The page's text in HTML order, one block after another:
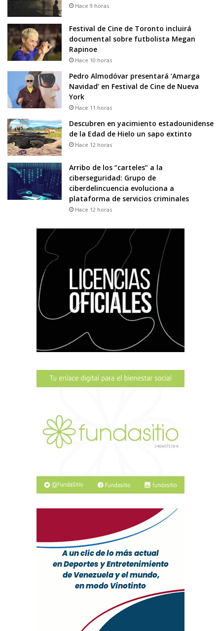
Hace 9 horas
Festival de Cine de Toronto incluirá
documental sobre futbolista Megan
Rapinoe
Hace 10 horas
Pedro Almodóvar presentará ‘Amarga
Navidad’ en Festival de Cine de Nueva
York
Hace 11 horas
Descubren en yacimiento estadounidense
de la Edad de Hielo un sapo extinto
Hace 12 horas
Arribo de los “carteles” a la
ciberseguridad: Grupo de
ciberdelincuencia evoluciona a
plataforma de servicios criminales
Hace 12 horas